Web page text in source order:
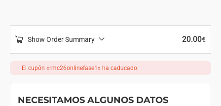
Show Order Summary 20.00€
El cupón «rmc26onlinefase1» ha caducado.
NECESITAMOS ALGUNOS DATOS